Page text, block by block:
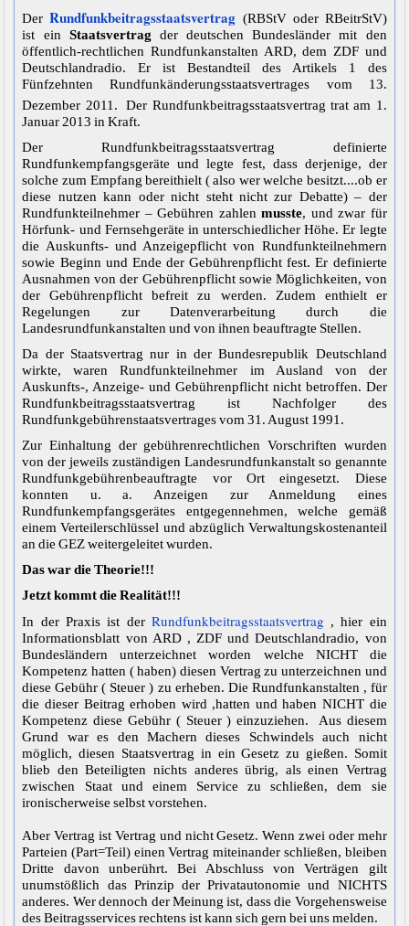
DerRundfunkbeitragsstaatsvertrag (RBStV oder RBeitrStV)
ist ein Staatsvertrag der deutschen Bundesländer mit den
öffentlich-rechtlichen Rundfunkanstalten ARD, dem ZDF und
Deutschlandradio. Er ist Bestandteil des Artikels 1 des
Fünfzehnten Rundfunkänderungsstaatsvertrages vom 13.
Dezember 2011.
Der Rundfunkbeitragsstaatsvertrag trat am 1.
Januar 2013 in Kraft.
Der Rundfunkbeitragsstaatsvertrag definierte
Rundfunkempfangsgeräte und legte fest, dass derjenige, der
solche zum Empfang bereithielt ( also wer welche besitzt....ob er
diese nutzen kann oder nicht steht nicht zur Debatte) – der
Rundfunkteilnehmer – Gebühren zahlenmusste, und zwar für
Hörfunk- und Fernsehgeräte in unterschiedlicher Höhe. Er legte
die Auskunfts- und Anzeigepflicht von Rundfunkteilnehmern
sowie Beginn und Ende der Gebührenpflicht fest. Er definierte
Ausnahmen von der Gebührenpflicht sowie Möglichkeiten, von
der Gebührenpflicht befreit zu werden. Zudem enthielt er
Regelungen zur Datenverarbeitung durch die
Landesrundfunkanstalten und von ihnen beauftragte Stellen.
Da der Staatsvertrag nur in der Bundesrepublik Deutschland
wirkte, waren Rundfunkteilnehmer im Ausland von der
Auskunfts-, Anzeige- und Gebührenpflicht nicht betroffen. Der
Rundfunkbeitragsstaatsvertrag ist Nachfolger des
Rundfunkgebührenstaatsvertrages vom 31. August 1991.
Zur Einhaltung der gebührenrechtlichen Vorschriften wurden
von der jeweils zuständigen Landesrundfunkanstalt so genannte
Rundfunkgebührenbeauftragte vor Ort eingesetzt. Diese
konnten u. a. Anzeigen zur Anmeldung eines
Rundfunkempfangsgerätes entgegennehmen, welche gemäß
einem Verteilerschlüssel und abzüglich Verwaltungskostenanteil
an die GEZ weitergeleitet wurden.
Das war die Theorie!!!
Jetzt kommt die Realität!!!
In der Praxis ist derRundfunkbeitragsstaatsvertrag , hier ein
Informationsblatt von ARD , ZDF und Deutschlandradio, von
Bundesländern unterzeichnet worden welche NICHT die
Kompetenz hatten ( haben) diesen Vertrag zu unterzeichnen und
diese Gebühr ( Steuer ) zu erheben. Die Rundfunkanstalten , für
die dieser Beitrag erhoben wird ,hatten und haben NICHT die
Kompetenz diese Gebühr ( Steuer ) einzuziehen. Aus diesem
Grund war es den Machern dieses Schwindels auch nicht
möglich, diesen Staatsvertrag in ein Gesetz zu gießen. Somit
blieb den Beteiligten nichts anderes übrig, als einen Vertrag
zwischen Staat und einem Service zu schließen, dem sie
ironischerweise selbst vorstehen.
Aber Vertrag ist Vertrag und nicht Gesetz. Wenn zwei oder mehr
Parteien (Part=Teil) einen Vertrag miteinander schließen, bleiben
Dritte davon unberührt. Bei Abschluss von Verträgen gilt
unumstößlich das Prinzip der Privatautonomie und NICHTS
anderes. Wer dennoch der Meinung ist, dass die Vorgehensweise
des Beitragsservices rechtens ist kann sich gern bei uns melden.